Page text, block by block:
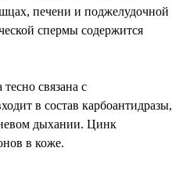
печени и поджелудочной
спермы содержится
связана с
в состав карбоантидразы,
дыхании. Цинк
в коже.